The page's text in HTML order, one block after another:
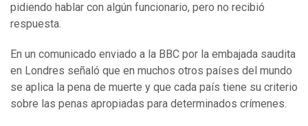
pidiendo hablar con algún funcionario, pero no recibió
respuesta.
En un comunicado enviado a la BBC por la embajada saudita
en Londres señaló que en muchos otros países del mundo
se aplica la pena de muerte y que cada país tiene su criterio
sobre las penas apropiadas para determinados crímenes.